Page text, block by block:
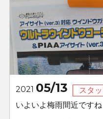
2021 05/13
スタ
いよいよ梅雨間近ですね